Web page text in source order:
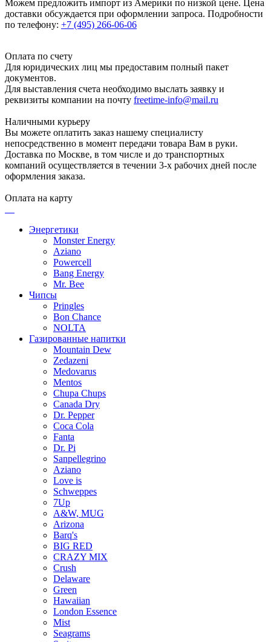
Можем предложить импорт из Америки по низкой цене. Цена
доставки обсуждается при оформлении запроса. Подробности
по телефону: +7 (495) 266-06-06
Оплата по счету
Для юридических лиц мы предоставим полный пакет
документов.
Для выставления счета необходимо выслать заявку и
реквизиты компании на почту freetime-info@mail.ru
Наличными курьеру
Вы можете оплатить заказ нашему специалисту
непосредственно в момент передачи товара Вам в руки.
Доставка по Москве, в том числе и до транспортных
компаний осуществляется в течении 3-х рабочих дней после
оформления заказа.
Оплата на карту
Энергетики
Monster Energy
Aziano
Powercell
Bang Energy
Mr. Bee
Чипсы
Pringles
Bon Chance
NOLTA
Газированные напитки
Mountain Dew
Zedazeni
Medovarus
Mentos
Chupa Chups
Canada Dry
Dr. Pepper
Coca Cola
Fanta
Dr. Pi
Sanpellegrino
Aziano
Love is
Schweppes
7Up
A&W, MUG
Arizona
Barq's
BIG RED
CRAZY MIX
Crush
Delaware
Green
Hawaiian
London Essence
Mist
Seagrams